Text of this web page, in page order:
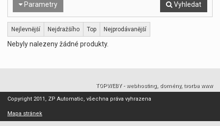
Parametry Vyhledat
Nejlevnější Nejdražšího Top Nejprodávanější
Nebyly nalezeny žádné produkty.
Copyright 2011, ZP Automatic, všechna práva vyhrazena
Mapa stránek
TOPWEBY - webhosting, domény, tvorba www